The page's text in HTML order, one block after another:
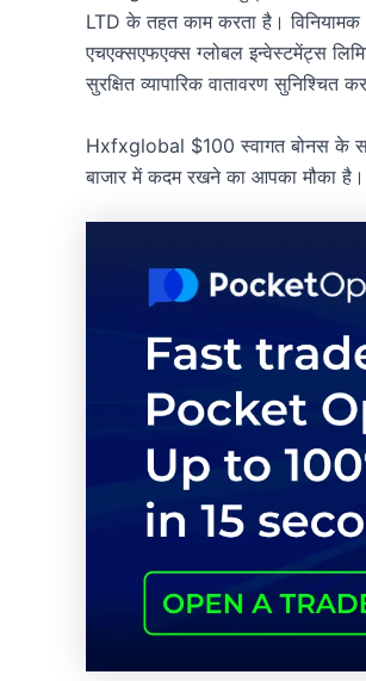
LTD के तहत काम करता है।
एचएक्सएफएक्स ग्लोबल इन्वेस्टमेंट्स
सुरक्षित व्यापारिक वातावरण सुनिश्चित
Hxfxglobal $100 स्वागत बोनस के
बाजार में कदम रखने का आपका मौका